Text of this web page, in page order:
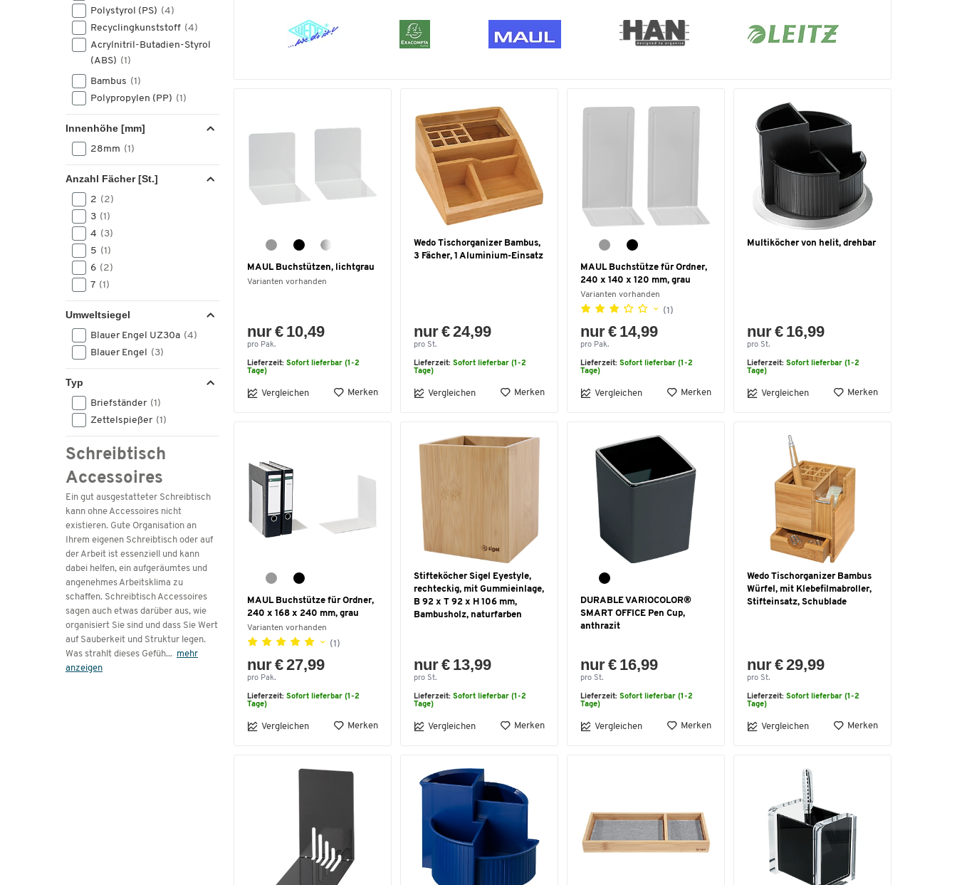
Polystyrol (PS) (4)
Recyclingkunststoff (4)
Acrylnitril-Butadien-Styrol
(ABS) (1)
Bambus (1)
Polypropylen (PP) (1)
Innenhöhe [mm]
28mm (1)
Anzahl Fächer [St.]
2 (2)
3 (1)
4 (3)
5 (1)
6 (2)
7 (1)
Umweltsiegel
Blauer Engel UZ30a (4)
Blauer Engel (3)
Typ
Briefständer (1)
Zettelspießer (1)
Schreibtisch
Accessoires
Ein gut ausgestatteter Schreibtisch
kann ohne Accessoires nicht
existieren. Gute Organisation an
Ihrem eigenen Schreibtisch oder auf
der Arbeit ist essenziell und kann
dabei helfen, ein aufgeräumtes und
angenehmes Arbeitsklima zu
schaffen. Schreibtisch Accessoires
sagen auch etwas darüber aus, wie
organisiert Sie sind und dass Sie Wert
auf Sauberkeit und Struktur legen.
Was strahlt dieses Gefüh... mehr
anzeigen
MAUL Buchstützen, lichtgrau
Varianten vorhanden
nur € 10,49
pro Pak.
Lieferzeit: Sofort lieferbar (1-2
Tage)
Vergleichen Merken
Wedo Tischorganizer Bambus,
3 Fächer, 1 Aluminium-Einsatz
nur € 24,99
pro St.
Lieferzeit: Sofort lieferbar (1-2
Tage)
Vergleichen Merken
MAUL Buchstütze für Ordner,
240 x 140 x 120 mm, grau
Varianten vorhanden
(1)
nur € 14,99
pro Pak.
Lieferzeit: Sofort lieferbar (1-2
Tage)
Vergleichen Merken
Multiköcher von helit, drehbar
nur € 16,99
pro St.
Lieferzeit: Sofort lieferbar (1-2
Tage)
Vergleichen Merken
MAUL Buchstütze für Ordner,
240 x 168 x 240 mm, grau
Varianten vorhanden
(1)
nur € 27,99
pro Pak.
Lieferzeit: Sofort lieferbar (1-2
Tage)
Vergleichen Merken
Stifteköcher Sigel Eyestyle,
rechteckig, mit Gummieinlage,
B 92 x T 92 x H 106 mm,
Bambusholz, naturfarben
nur € 13,99
pro St.
Lieferzeit: Sofort lieferbar (1-2
Tage)
Vergleichen Merken
DURABLE VARIOCOLOR®
SMART OFFICE Pen Cup,
anthrazit
nur € 16,99
pro St.
Lieferzeit: Sofort lieferbar (1-2
Tage)
Vergleichen Merken
Wedo Tischorganizer Bambus
Würfel, mit Klebefilmabroller,
Stifteinsatz, Schublade
nur € 29,99
pro St.
Lieferzeit: Sofort lieferbar (1-2
Tage)
Vergleichen Merken